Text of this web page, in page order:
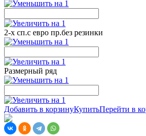
2-х сп.с евро пр.без резинки
Размерный ряд
Добавить в корзинуКупитьПерейти в